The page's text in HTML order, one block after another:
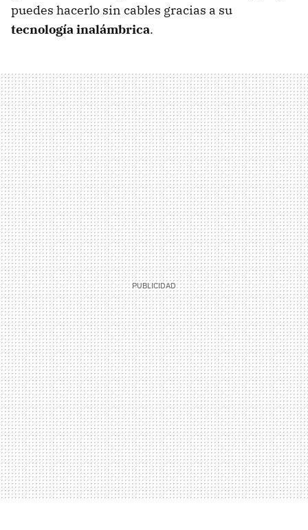
puedes hacerlo sin cables gracias a su
tecnología inalámbrica.